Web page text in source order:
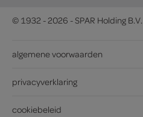
© 1932 - 2026 - SPAR Holding B.V.
algemene voorwaarden
privacyverklaring
cookiebeleid